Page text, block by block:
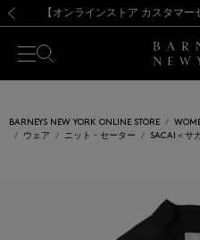
【夏季休業に伴う出荷一
熊本県を中心とした地震の影
【開催中】SUMMER
【夏季休業に伴う出荷一
BARNEYS NEW YORK ONLINE STORE
ウェア
ニット・セーター SACAI＜サ